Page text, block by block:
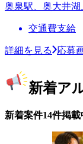
奥泉駅、奥大井
交通費支給
詳細を見る 応募
新着ア
新着案件14件掲載